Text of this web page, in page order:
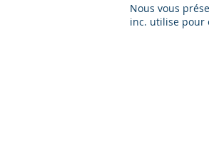
Nous vous
inc. utilise pour